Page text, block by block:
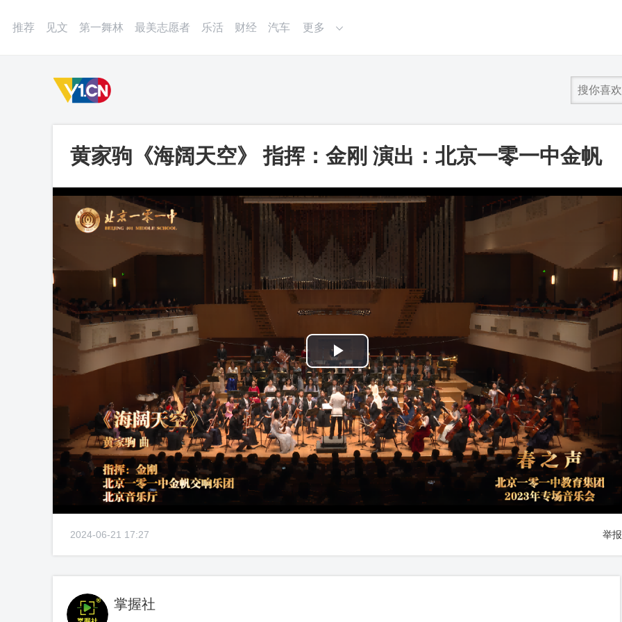
推荐 见文 第一舞林 最美志愿者 乐活 财经 汽车 更多
黄家驹《海阔天空》 指挥：金刚 演出：北京一零一中金帆
交响乐团_第一视频
Play
Video
2024-06-21 17:27 举报
掌握社